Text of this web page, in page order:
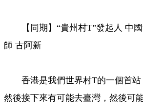
【同期】“貴州村T”發起人 中國
師 古阿新
香港是我們世界村T的一個首站
然後接下來有可能去臺灣，然後可